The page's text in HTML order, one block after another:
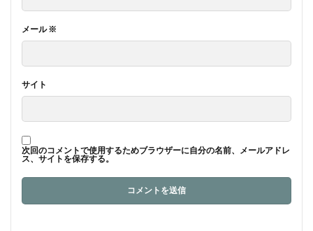
メール※
サイト
次回のコメントで使用するためブラウザーに自分の名前、メールアドレ
ス、サイトを保存する。